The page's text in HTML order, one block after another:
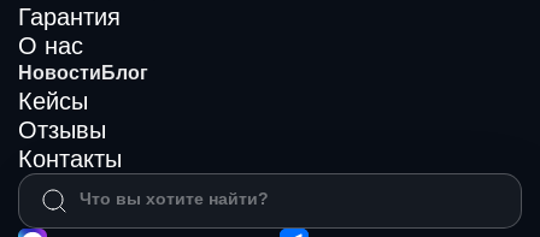
Гарантия
О нас
Новости Блог
Кейсы
Отзывы
Контакты